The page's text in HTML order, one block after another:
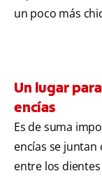
un poco más
Un lugar
encías
Es de suma
encías se
entre los